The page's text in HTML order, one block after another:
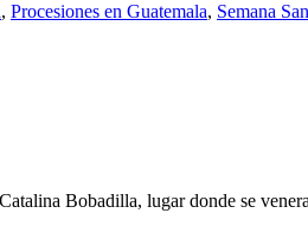
, Procesiones en Guatemala, Semana
Bobadilla, lugar donde se